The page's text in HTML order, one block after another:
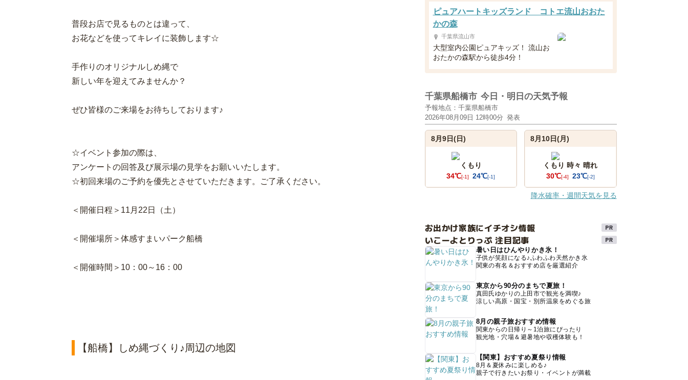
普段お店で見るものとは違って、
お花などを使ってキレイに装飾します☆
手作りのオリジナルしめ縄で
新しい年を迎えてみませんか？
ぜひ皆様のご来場をお待ちしております♪
☆イベント参加の際は、
アンケートの回答及び展示場の見学をお願いいたします。
☆初回来場のご予約を優先とさせていただきます。ご了承ください。
＜開催日程＞11月22日（土）
＜開催場所＞体感すまいパーク船橋
＜開催時間＞10：00～16：00
【船橋】しめ縄づくり♪周辺の地図
ピュアハートキッズランド コトエ流山おおた
かの森
千葉県流山市
大型室内公園ピュアキッズ！ 流山お
おたかの森駅から徒歩4分！
千葉県船橋市 今日・明日の天気予報
予報地点：千葉県船橋市
2026年08月09日 12時00分 発表
8月9日(日)
くもり
34℃[-1] 24℃[-1]
8月10日(月)
くもり 時々 晴れ
30℃[-4] 23℃[-2]
降水確率・週間天気を見る
お出かけ家族にイチオシ情報
いこーよとりっぷ 注目記事
暑い日はひんやりかき氷！
子供が笑顔になる♪ふわふわ天然かき氷
関東の有名＆おすすめ店を厳選紹介
東京から90分のまちで夏旅！
真田氏ゆかりの上田市で観光を満喫♪
涼しい高原・国宝・別所温泉をめぐる旅
8月の親子旅おすすめ情報
関東からの日帰り～1泊旅にぴったり
観光地・穴場＆避暑地や収穫体験も！
【関東】おすすめ夏祭り情報
8月＆夏休みに楽しめる♪
親子で行きたいお祭り・イベントが満載